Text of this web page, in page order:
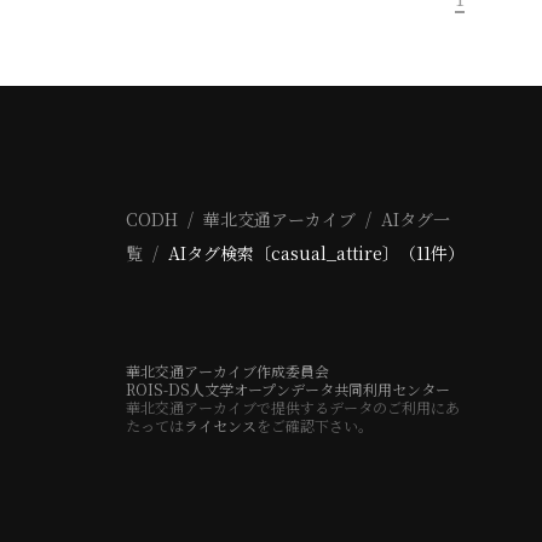
CODH 華北交通アーカイブ
AIタグ一
覧
AIタグ検索〔casual_attire〕（11件）
華北交通アーカイブ作成委員会
ROIS-DS人文学オープンデータ共同利用センター
華北交通アーカイブで提供するデータのご利用にあ
たってはライセンス をご確認下さい。